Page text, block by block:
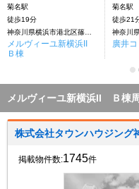
菊名駅
徒歩19分
メルヴィーユ新横浜II
Ｂ棟
菊名駅
徒歩21
廣井
メルヴィーユ新横浜II Ｂ棟
株式会社タウンハウジング
掲載物件数:1745件